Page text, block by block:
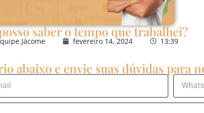
saber o tempo que trabalhei?
Jácome fevereiro 14, 2024 13:39
abaixo e envie suas dúvidas para